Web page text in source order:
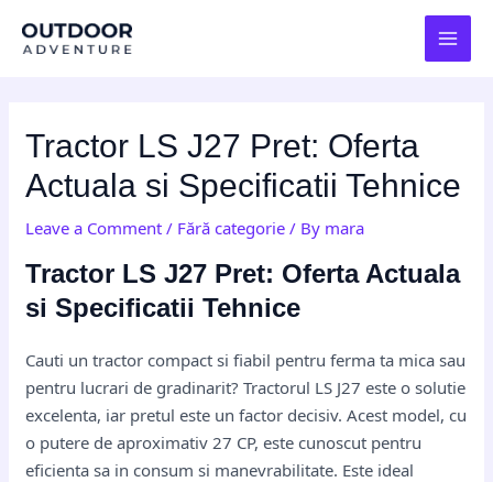
Tractor LS J27 Pret: Oferta
Actuala si Specificatii Tehnice
Leave a Comment / Fără categorie / By mara
Tractor LS J27 Pret: Oferta Actuala
si Specificatii Tehnice
Cauti un tractor compact si fiabil pentru ferma ta mica sau
pentru lucrari de gradinarit? Tractorul LS J27 este o solutie
excelenta, iar pretul este un factor decisiv. Acest model, cu
o putere de aproximativ 27 CP, este cunoscut pentru
eficienta sa in consum si manevrabilitate. Este ideal
navigation